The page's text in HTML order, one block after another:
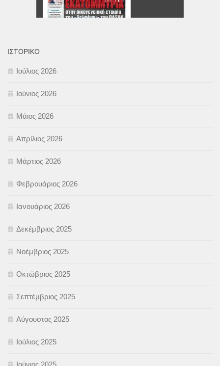
ΙΣΤΟΡΙΚΌ
Ιούλιος 2026
Ιούνιος 2026
Μάιος 2026
Απρίλιος 2026
Μάρτιος 2026
Φεβρουάριος 2026
Ιανουάριος 2026
Δεκέμβριος 2025
Νοέμβριος 2025
Οκτώβριος 2025
Σεπτέμβριος 2025
Αύγουστος 2025
Ιούλιος 2025